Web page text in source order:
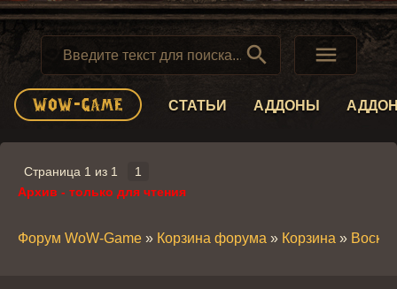
 
СТАТЬИ АДДОНЫ
Страница 1 из 1
1
Архив - только для чтения
Форум WoW-Game » Корзина форума » Корзина »